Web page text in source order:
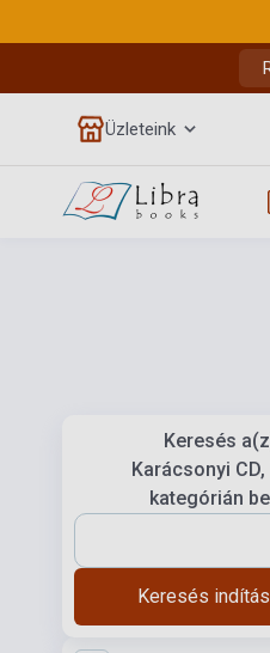
Üzleteink
Keresés
Karácsonyi CD,
kategórián
Keresés